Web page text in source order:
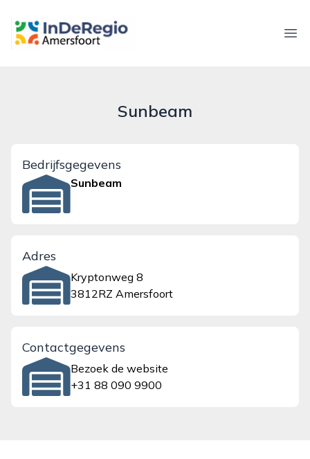
inderegioamersfoort.nl
Sunbeam
Bedrijfsgegevens
Sunbeam
Adres
Kryptonweg 8
3812RZ Amersfoort
Contactgegevens
Bezoek de website
+31 88 090 9900